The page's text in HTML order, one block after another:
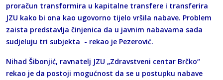
proračun transformira u kapitalne transfere i transferira
JZU kako bi ona kao ugovorno tijelo vršila nabave. Problem
zaista predstavlja činjenica da u javnim nabavama sada
sudjeluju tri subjekta - rekao je Pezerović.
Nihad Šibonjić, ravnatelj JZU „Zdravstveni centar Brčko“
rekao je da postoji mogućnost da se u postupku nabave